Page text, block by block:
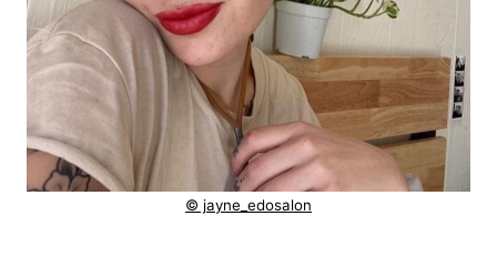
© jayne_edosalon